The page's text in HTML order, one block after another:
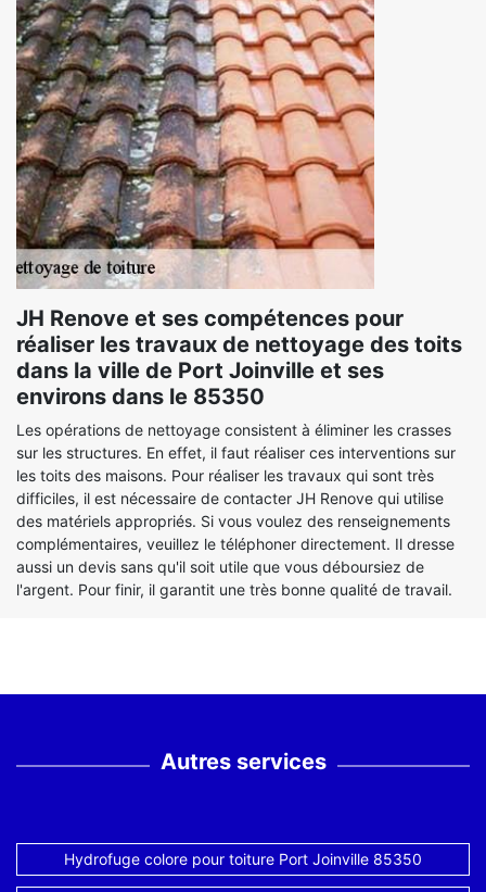
JH Renove et ses compétences pour
réaliser les travaux de nettoyage des toits
dans la ville de Port Joinville et ses
environs dans le 85350
Les opérations de nettoyage consistent à éliminer les crasses
sur les structures. En effet, il faut réaliser ces interventions sur
les toits des maisons. Pour réaliser les travaux qui sont très
difficiles, il est nécessaire de contacter JH Renove qui utilise
des matériels appropriés. Si vous voulez des renseignements
complémentaires, veuillez le téléphoner directement. Il dresse
aussi un devis sans qu'il soit utile que vous déboursiez de
l'argent. Pour finir, il garantit une très bonne qualité de travail.
Autres services
Hydrofuge colore pour toiture Port Joinville 85350